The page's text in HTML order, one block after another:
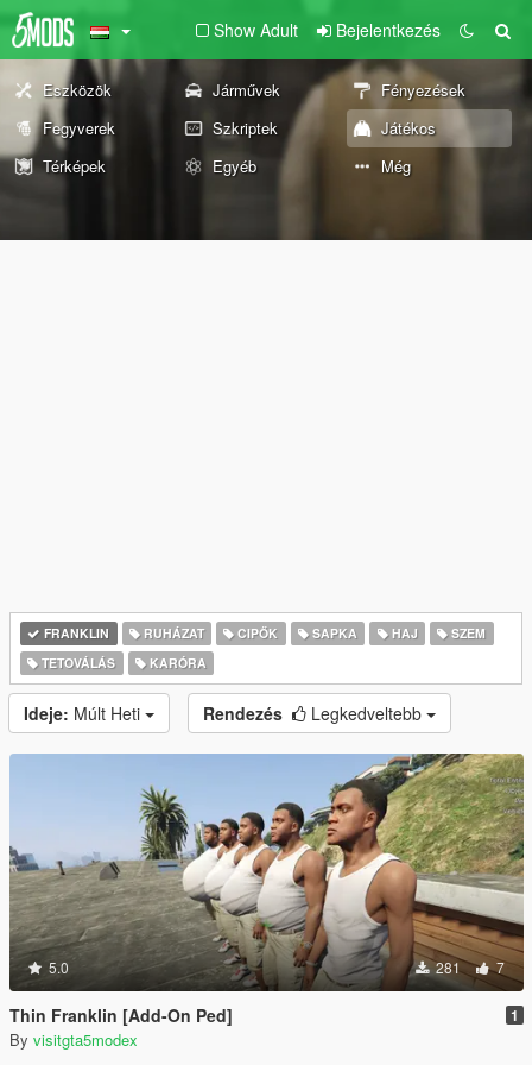
Show Adult Bejelentkezés
Eszközök Járművek
Fényezések
Fegyverek
Szkriptek
Játékos
Térképek
Egyéb Még
FRANKLIN RUHÁZAT CIPŐK SAPKA HAJ
SZEM
TETOVÁLÁS
KARÓRA
Ideje: Múlt Heti Rendezés Legkedveltebb
5.0 281 7
Thin Franklin [Add-On Ped] 1
By visitgta5modex